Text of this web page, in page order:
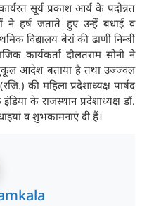
सूर्य प्रकाश आर्य के पदोन्नत
ने हर्ष जताते हुए उन्हें बधाई व
विद्यालय बेरां की ढाणी निम्बी
कार्यकर्ता दौलतराम सोनी ने
आदेश बताया है तथा उज्ज्वल
की महिला प्रदेशाध्यक्ष पार्षद
के राजस्थान प्रदेशाध्यक्ष डॉ.
व शुभकामनाएं दी हैं।